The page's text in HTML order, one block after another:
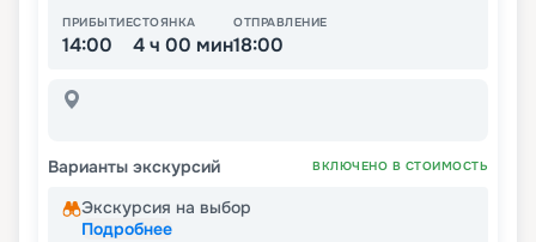
ПРИБЫТИЕ
14:00
СТОЯНКА
4 ч 00 мин
ОТПРАВЛЕНИЕ
18:00
Варианты экскурсий ВКЛЮЧЕНО В СТОИМОСТЬ
Экскурсия на выбор
Подробнее